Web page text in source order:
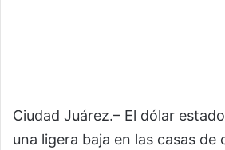
Ciudad Juárez.– El dólar
una ligera baja en las casas de